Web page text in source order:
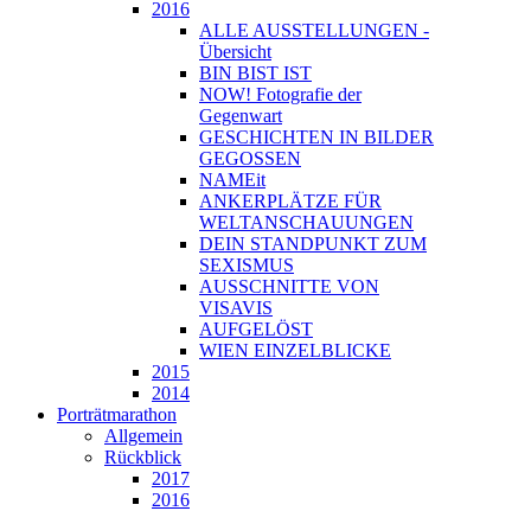
2016
ALLE AUSSTELLUNGEN -
Übersicht
BIN BIST IST
NOW! Fotografie der
Gegenwart
GESCHICHTEN IN BILDER
GEGOSSEN
NAMEit
ANKERPLÄTZE FÜR
WELTANSCHAUUNGEN
DEIN STANDPUNKT ZUM
SEXISMUS
AUSSCHNITTE VON
VISAVIS
AUFGELÖST
WIEN EINZELBLICKE
2015
2014
Porträtmarathon
Allgemein
Rückblick
2017
2016